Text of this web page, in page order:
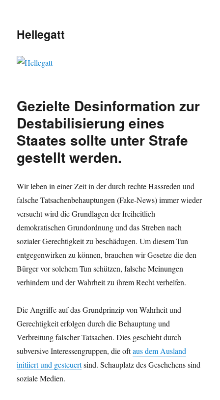
Hellegatt
Gezielte Desinformation zur
Destabilisierung eines
Staates sollte unter Strafe
gestellt werden.
Wir leben in einer Zeit in der durch rechte Hassreden und
falsche Tatsachenbehauptungen (Fake-News) immer wieder
versucht wird die Grundlagen der freiheitlich
demokratischen Grundordnung und das Streben nach
sozialer Gerechtigkeit zu beschädugen. Um diesem Tun
entgegenwirken zu können, brauchen wir Gesetze die den
Bürger vor solchem Tun schützen, falsche Meinungen
verhindern und der Wahrheit zu ihrem Recht verhelfen.
Die Angriffe auf das Grundprinzip von Wahrheit und
Gerechtigkeit erfolgen durch die Behauptung und
Verbreitung falscher Tatsachen. Dies geschieht durch
subversive Interessengruppen, die oftaus dem Ausland
initiiert und gesteuertsind. Schauplatz des Geschehens sind
soziale Medien.